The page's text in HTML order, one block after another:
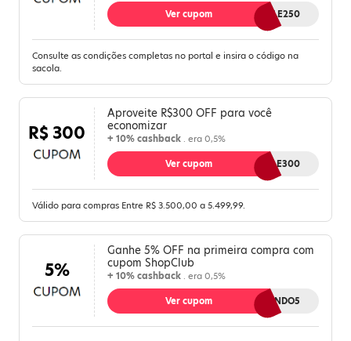
VALE250
Ver cupom
Consulte as condições completas no portal e insira o código na
sacola.
R$ 300
Aproveite R$300 OFF para você
economizar
+ 10% cashback . era 0,5%
VALE300
Ver cupom
Válido para compras Entre R$ 3.500,00 a 5.499,99.
5%
Ganhe 5% OFF na primeira compra com
cupom ShopClub
+ 10% cashback . era 0,5%
BEMVINDO5
Ver cupom